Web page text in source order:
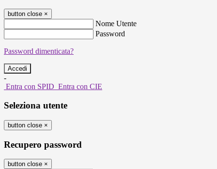
button close ×
Nome Utente
Password
Password dimenticata?
-
Entra con SPID Entra con CIE
Seleziona utente
button close ×
Recupero password
button close ×